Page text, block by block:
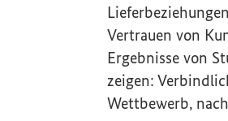
Vertrauen von
Ergebnisse von
zeigen:
Wettbewerb,